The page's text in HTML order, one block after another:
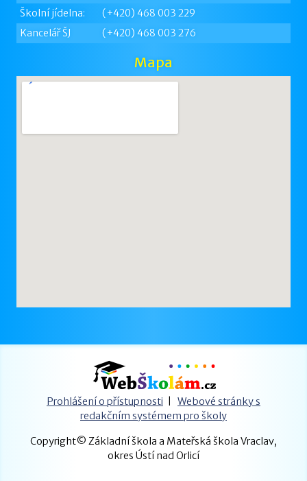
Školní jídelna:
(+420) 468 003 229
Kancelář ŠJ
(+420) 468 003 276
Mapa
Prohlášení o přístupnosti
Webové stránky s
redakčním systémem pro školy
Copyright© Základní škola a Mateřská škola Vraclav,
okres Ústí nad Orlicí